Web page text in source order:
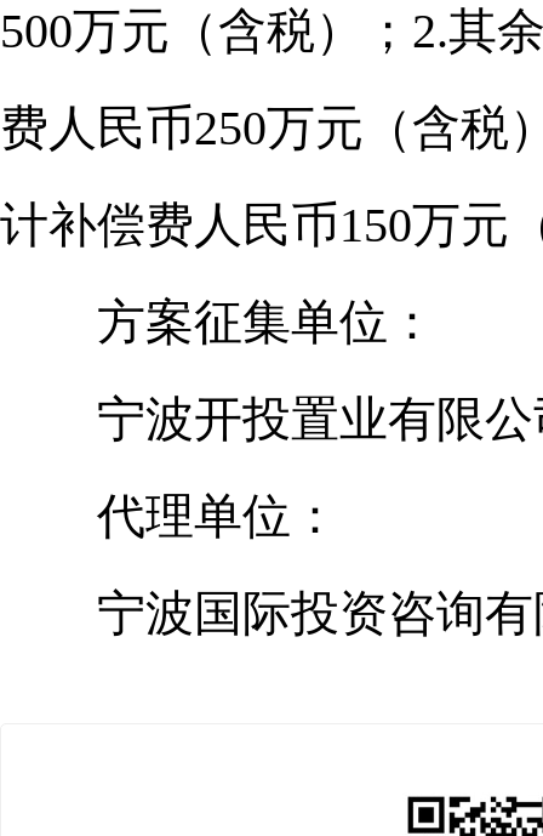
500万元（含税）；2.其
费人民币250万元（含税
计补偿费人民币150万元
方案征集单位：
宁波开投置业有限公
代理单位：
宁波国际投资咨询